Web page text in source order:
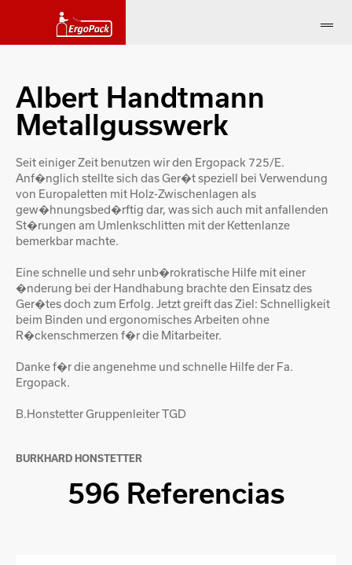
Albert Handtmann
Metallgusswerk
Seit einiger Zeit benutzen wir den Ergopack 725/E.
Anf�nglich stellte sich das Ger�t speziell bei Verwendung
von Europaletten mit Holz-Zwischenlagen als
gew�hnungsbed�rftig dar, was sich auch mit anfallenden
St�rungen am Umlenkschlitten mit der Kettenlanze
bemerkbar machte.
Eine schnelle und sehr unb�rokratische Hilfe mit einer
�nderung bei der Handhabung brachte den Einsatz des
Ger�tes doch zum Erfolg. Jetzt greift das Ziel: Schnelligkeit
beim Binden und ergonomisches Arbeiten ohne
R�ckenschmerzen f�r die Mitarbeiter.
Danke f�r die angenehme und schnelle Hilfe der Fa.
Ergopack.
B.Honstetter Gruppenleiter TGD
BURKHARD HONSTETTER
596 Referencias